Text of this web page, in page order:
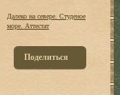
Далеко на севере. Студеное
море. Аттестат
Поделиться